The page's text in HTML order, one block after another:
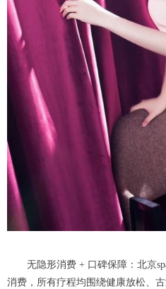
无隐形消费 + 口碑保障：北京
消费，所有疗程均围绕健康放松、